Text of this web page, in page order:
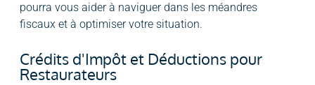
pourra vous aider à naviguer dans les méandres
fiscaux et à optimiser votre situation.
Crédits d'Impôt et Déductions pour
Restaurateurs